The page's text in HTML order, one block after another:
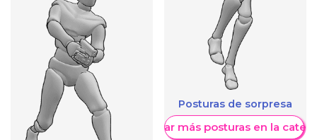
Posturas de sorpresa
Mostrar más posturas en la